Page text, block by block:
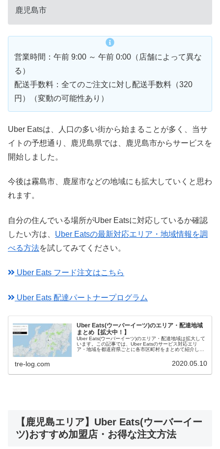
鹿児島市
営業時間：午前 9:00 ～ 午前 0:00（店舗によって異な
る）
配送手数料：全てのご注文に対し配送手数料（320
円）（変動の可能性あり）
Uber Eatsは、人口の多い街から始まることが多く、当サ
イトの予想通り、鹿児島県では、鹿児島市からサービスを
開始しました。
今後は霧島市、鹿屋市などの地域にも拡大していくと思わ
れます。
自分の住んでいる場所がUber Eatsに対応しているか確認
したい方は、 Uber Eatsの最新対応エリア・地域情報を調
べる方法を試してみてください。
Uber Eats フード注文はこちら
Uber Eats 配達パートナープログラム
Uber Eats(ウーバーイーツ)のエリア・配達地域
まとめ【拡大中！】
Uber Eats(ウーバーイーツ)のエリア・配達地域は拡大して
います。この記事では、Uber Eatsのサービス対応エリ
ア・地域を都道府県ごとに各市区町村をまとめて紹介して
tre-log.com 2020.05.10
【鹿児島エリア】Uber Eats(ウーバーイー
ツ)おすすめ加盟店・お得な注文方法